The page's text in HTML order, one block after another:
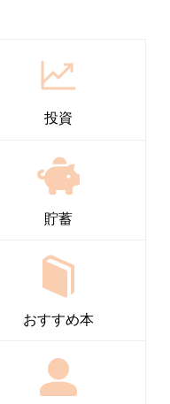
投資
貯蓄
おすすめ本